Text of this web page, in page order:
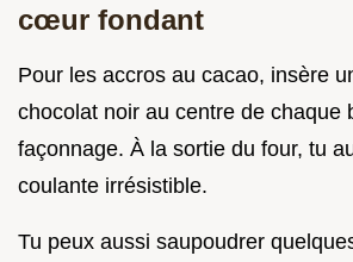
cœur fondant
Pour les accros au cacao, insère
chocolat noir au centre de chaque
façonnage. À la sortie du four, tu
coulante irrésistible.
Tu peux aussi saupoudrer